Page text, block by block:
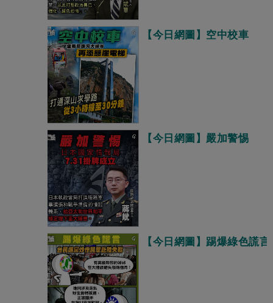
【今日網圖】空中校車
【今日網圖】嚴加警惕
【今日網圖】踢爆綠色謊言